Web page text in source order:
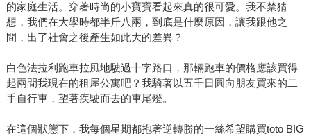
的家庭生活。穿著時尚的小寶寶看起來真的很可愛。我不禁猜
想，我們在大學時都半斤八兩，到底是什麼原因，讓我跟他之
間，出了社會之後產生如此大的差異？
白色法拉利跑車拉風地駛過十字路口，那輛跑車的價格應該買得
起兩間我現在的租屋公寓吧？我騎著以五千日圓向朋友買來的二
手自行車，望著疾駛而去的車尾燈。
在這個狀態下，我每個星期都抱著逆轉勝的一絲希望購買toto BIG